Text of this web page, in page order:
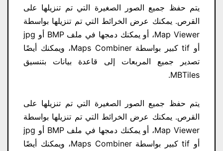
يتم حفظ جميع الصور الصغيرة التي تم تنزيلها على
القرص. يمكنك عرض الخرائط التي تم تنزيلها بواسطة
Map Viewer، أو يمكنك دمجها في ملف BMP أو jpg
أو tif كبير بواسطة Maps Combiner، ويمكنك أيضًا
تصدير جميع المربعات إلى قاعدة بيانات بتنسيق
MBTiles.
يتم حفظ جميع الصور الصغيرة التي تم تنزيلها على
القرص. يمكنك عرض الخرائط التي تم تنزيلها بواسطة
Map Viewer، أو يمكنك دمجها في ملف BMP أو jpg
أو tif كبير بواسطة Maps Combiner، ويمكنك أيضًا